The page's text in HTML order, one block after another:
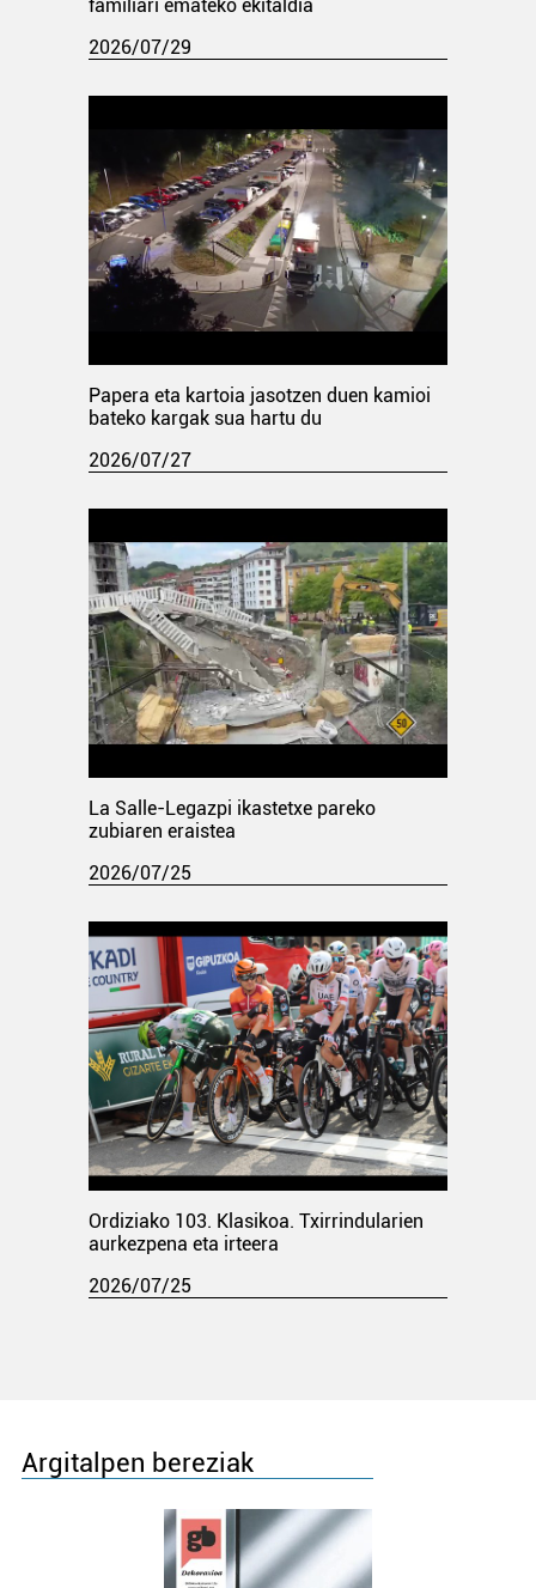
familiari emateko ekitaldia
2026/07/29
Papera eta kartoia jasotzen duen kamioi
bateko kargak sua hartu du
2026/07/27
La Salle-Legazpi ikastetxe pareko
zubiaren eraistea
2026/07/25
Ordiziako 103. Klasikoa. Txirrindularien
aurkezpena eta irteera
2026/07/25
Argitalpen bereziak